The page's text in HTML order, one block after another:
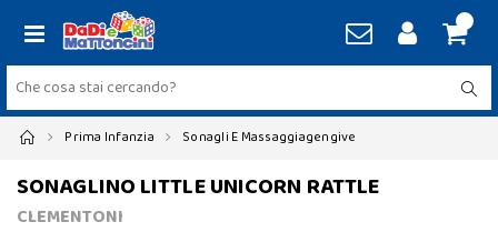
Prima Infanzia Sonagli E Massaggiagengive
SONAGLINO LITTLE UNICORN RATTLE
CLEMENTONI